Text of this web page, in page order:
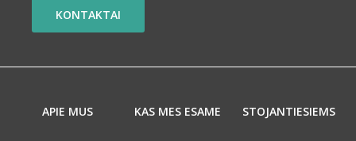
KONTAKTAI
APIE MUS KAS MES ESAME STOJANTIESIEMS